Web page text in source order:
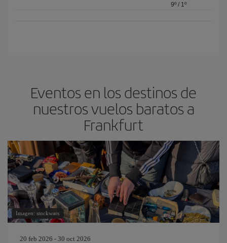
9º / 1º
Eventos en los destinos de
nuestros vuelos baratos a
Frankfurt
Imagen: stockwars
20 feb 2026 - 30 oct 2026